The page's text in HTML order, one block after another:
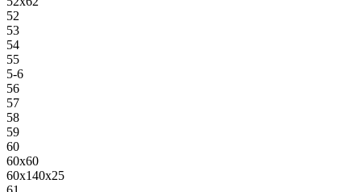
52
53
54
55
5-6
56
57
58
59
60
60х60
60х140х25